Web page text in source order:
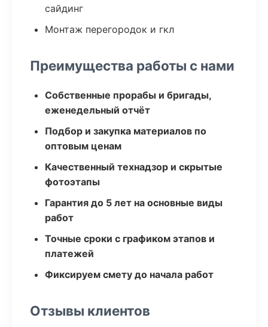
сайдинг
Монтаж перегородок и гкл
Преимущества работы с нами
Собственные прорабы и бригады,
еженедельный отчёт
Подбор и закупка материалов по
оптовым ценам
Качественный технадзор и скрытые
фотоэтапы
Гарантия до 5 лет на основные виды
работ
Точные сроки с графиком этапов и
платежей
Фиксируем смету до начала работ
Отзывы клиентов